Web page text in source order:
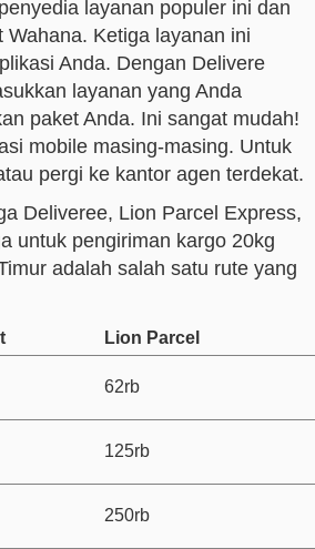
layanan populer ini dan
Ketiga layanan ini
Anda. Dengan Delivere
layanan yang Anda
paket Anda. Ini sangat mudah!
mobile masing-masing. Untuk
pergi ke kantor agen terdekat.
Deliveree, Lion Parcel Express,
untuk pengiriman kargo 20kg
adalah salah satu rute yang
Lion Parcel
62rb
125rb
250rb